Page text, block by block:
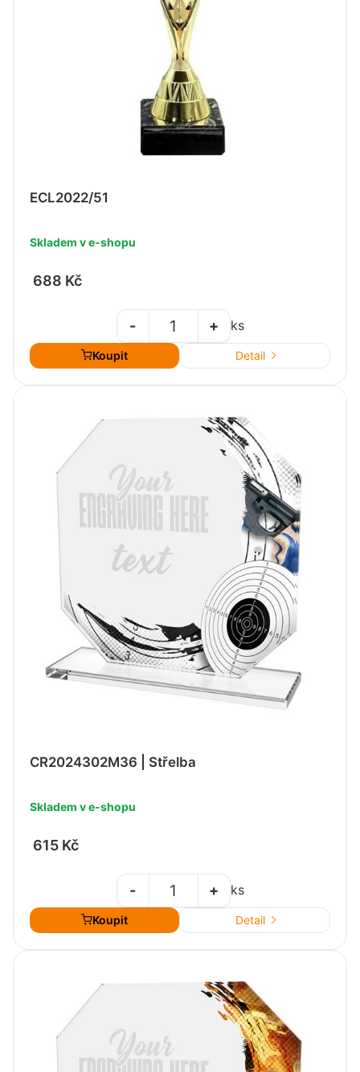
ECL2022/51
Skladem v e-shopu
688 Kč
+
- ks
Koupit Detail
CR2024302M36 | Střelba
Skladem v e-shopu
615 Kč
+
- ks
Koupit Detail